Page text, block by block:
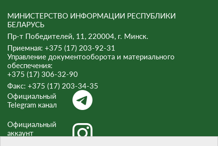
МИНИСТЕРСТВО ИНФОРМАЦИИ РЕСПУБЛИКИ
БЕЛАРУСЬ
Пр-т Победителей, 11, 220004, г. Минск.
Приемная: +375 (17) 203-92-31
Управление документооборота и материального
обеспечения:
+375 (17) 306-32-90
Факс: +375 (17) 203-34-35
Официальный
Telegram канал
Официальный
аккаунт